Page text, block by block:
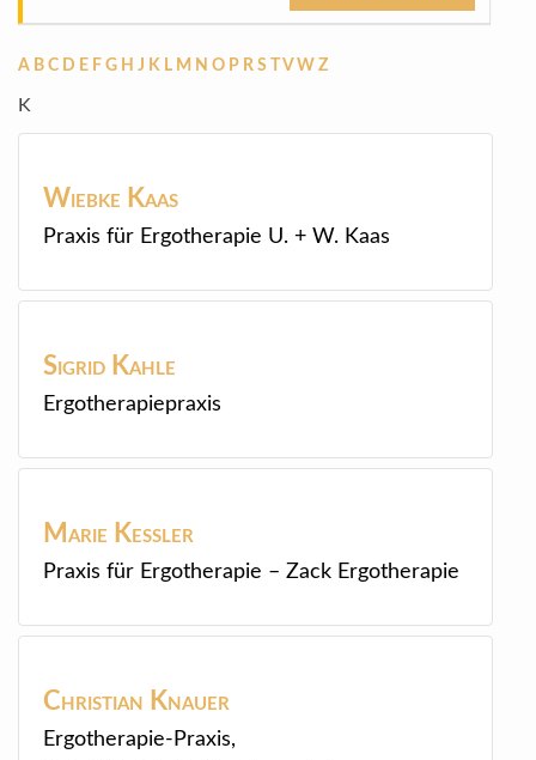
A B C D E F G H J K L M N O P R S V W Z
K
Wiebke Kaas
Praxis für Ergotherapie U. + W. Kaas
Sigrid Kahle
Ergotherapiepraxis
Marie Kessler
Praxis für Ergotherapie – Zack Ergotherapie
Christian Knauer
Ergotherapie-Praxis,